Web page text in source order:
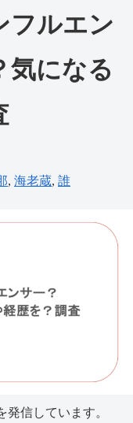
フルエン
気になる
, 海老蔵, 誰
信しています。